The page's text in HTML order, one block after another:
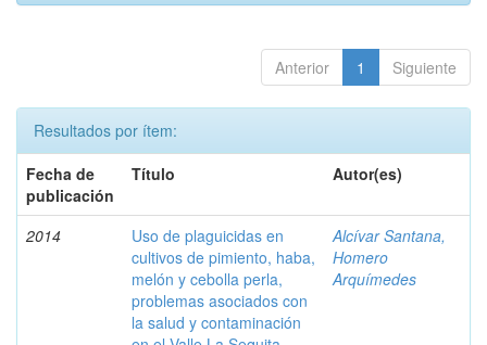
Anterior 1 Siguiente
Resultados por ítem:
Fecha de
publicación
Título Autor(es)
2014
Uso de plaguicidas en
cultivos de pimiento, haba,
melón y cebolla perla,
problemas asociados con
la salud y contaminación
Alcívar Santana,
Homero
Arquímedes